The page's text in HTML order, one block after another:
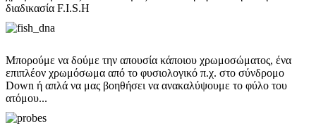
διαδικασία F.I.S.H
Μπορούμε να δούμε την απουσία κάποιου χρωμοσώματος, ένα
επιπλέον χρωμόσωμα από το φυσιολογικό π.χ. στο σύνδρομο
Down ή απλά να μας βοηθήσει να ανακαλύψουμε το φύλο του
ατόμου...